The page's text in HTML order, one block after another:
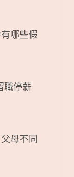
哪些假
職停薪
母不同